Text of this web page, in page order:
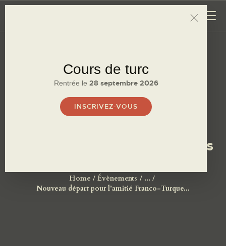
l’amitié Franco-Turque après
Home Évènements
...
Nouveau départ pour l’amitié Franco-Turque...
ÉVÈNEMENTS
COURS DE TURC
GALERIE
LIVRES
Cours de turc
Rentrée le 28 septembre 2026
INSCRIVEZ-VOUS